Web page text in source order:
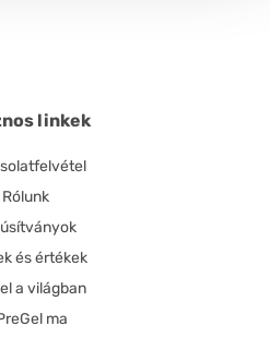
linkek
Rólunk
és értékek
a világban
ma